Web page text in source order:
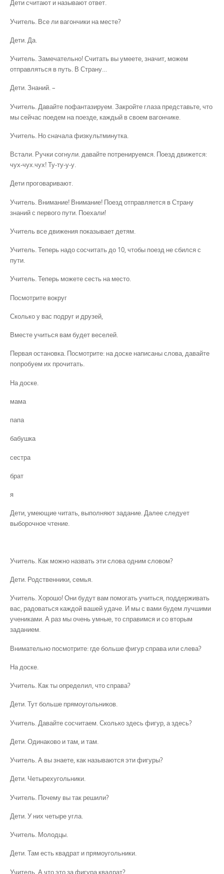
Дети считают и называют ответ.
Учитель. Все ли вагончики на месте?
Дети. Да.
Учитель. Замечательно! Считать вы умеете, значит, можем
отправляться в путь. В Страну…
Дети. Знаний. –
Учитель. Давайте пофантазируем. Закройте глаза представьте, что
мы сейчас поедем на поезде, каждый в своем вагончике.
Учитель. Но сначала физкультминутка.
Встали. Ручки согнули. давайте потренируемся. Поезд движется:
чух-чух.чух! Ту-ту-у-у.
Дети проговаривают.
Учитель. Внимание! Внимание! Поезд отправляется в Страну
знаний с первого пути. Поехали!
Учитель все движения показывает детям.
Учитель. Теперь надо сосчитать до 10, чтобы поезд не сбился с
пути.
Учитель. Теперь можете сесть на место.
Посмотрите вокруг
Сколько у вас подруг и друзей,
Вместе учиться вам будет веселей.
Первая остановка. Посмотрите: на доске написаны слова, давайте
попробуем их прочитать.
На доске.
мама
папа
бабушка
сестра
брат
я
Дети, умеющие читать, выполняют задание. Далее следует
выборочное чтение.
Учитель. Как можно назвать эти слова одним словом?
Дети. Родственники, семья.
Учитель. Хорошо! Они будут вам помогать учиться, поддерживать
вас, радоваться каждой вашей удаче. И мы с вами будем лучшими
учениками. А раз мы очень умные, то справимся и со вторым
заданием.
Внимательно посмотрите: где больше фигур справа или слева?
На доске.
Учитель. Как ты определил, что справа?
Дети. Тут больше прямоугольников.
Учитель. Давайте сосчитаем. Сколько здесь фигур, а здесь?
Дети. Одинаково и там, и там.
Учитель. А вы знаете, как называются эти фигуры?
Дети. Четырехугольники.
Учитель. Почему вы так решили?
Дети. У них четыре угла.
Учитель. Молодцы.
Дети. Там есть квадрат и прямоугольники.
Учитель. А что это за фигура квадрат?